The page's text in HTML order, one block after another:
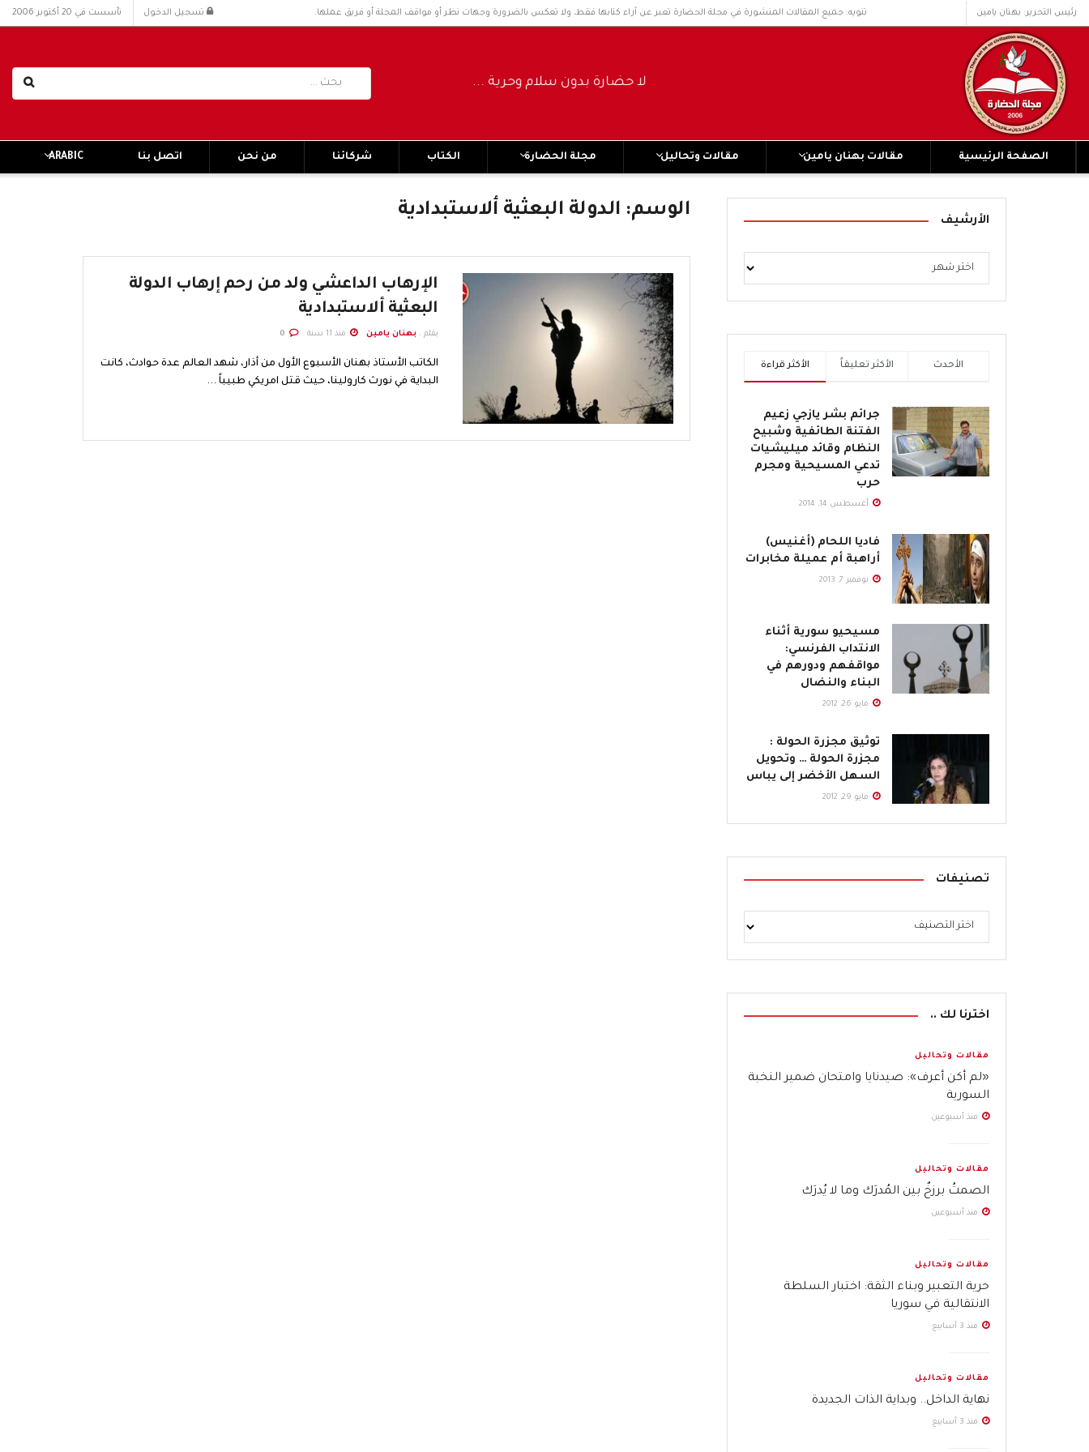
رئيس التحرير: بهنان يامين تنويه: جميع المقالات المنشورة في مجلة الحضارة تعبر عن آراء كتابها فقط، ولا تعكس بالضرورة وجهات نظر أو مواقف المجلة أو فريق عملها. تسجيل الدخول تأسست في 20 أكتوبر 2006
لا حضارة بدون سلام وحرية ..... No civilization without peace and freedom
الصفحة الرئيسية مقالات بهنان يامين مقالات وتحاليل مجلة الحضارة الكتاب شركائنا من نحن اتصل بنا ARABIC
الوسم: الدولة البعثية ألاستبدادية
الإرهاب الداعشي ولد من رحم إرهاب الدولة
البعثية ألاستبدادية
بقلم . بهنان يامين منذ 11 سنة
الكاتب الأستاذ بهنان الأسبوع الأول من أذار، شهد العالم عدة حوادث، كانت
البداية في نورث كارولينا، حيث قتل امريكي طبيباً ...
الأرشيف
الأكثر قراءة الأكثر تعليقاً الأحدث
جرائم بشر يازجي زعيم
الفتنة الطائفية وشبيح
النظام وقائد ميليشيات
تدعي المسيحية ومجرم
حرب
أغسطس 14, 2014
فاديا اللحام (أغنيس)
أراهبة أم عميلة مخابرات
نوفمبر 7, 2013
مسيحيو سورية أثناء
الانتداب الفرنسي:
مواقفهم ودورهم في
البناء والنضال
مايو 26, 2012
توثيق مجزرة الحولة :
مجزرة الحولة … وتحويل
السهل الأخضر إلى يباس
مايو 29, 2012
تصنيفات
اخترنا لك ..
مقالات وتحاليل
«لم أكن أعرف»: صيدنايا وامتحان ضمير النخبة
السورية
منذ أسبوعين
مقالات وتحاليل
الصمتُ برزخٌ بين المُدرَك وما لا يُدرَك
منذ أسبوعين
مقالات وتحاليل
حرية التعبير وبناء الثقة: اختبار السلطة
الانتقالية في سوريا
منذ 3 أسابيع
مقالات وتحاليل
نهاية الداخل.. وبداية الذات الجديدة
منذ 3 أسابيع